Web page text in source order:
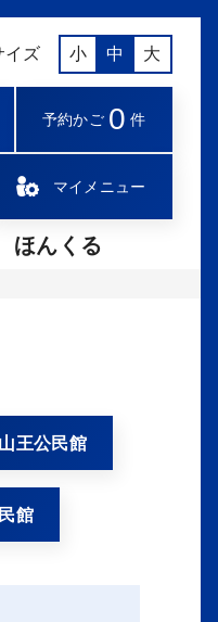
イズ 小 中 大
予約かご 0 件
マイメニュー
ほんくる
山王公民館
館